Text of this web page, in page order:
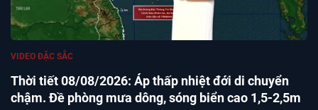
Thời tiết 08/08/2026: Áp thấp nhiệt đới di chuyển
chậm. Đề phòng mưa dông, sóng biển cao 1,5-2,5m
VIDEO ĐẶC SẮC